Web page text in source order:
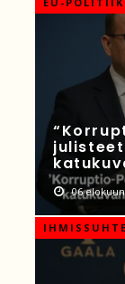
06 elokuun